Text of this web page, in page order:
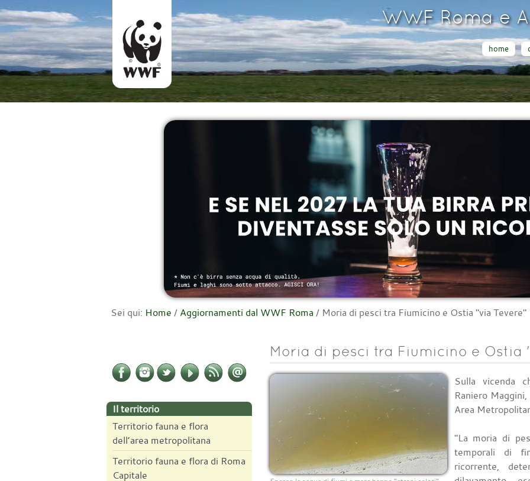
WWF Roma e
home
Sei qui: Home / Aggiornamenti dal WWF Roma / Moria di pesci tra Fiumicino e Ostia "via Tevere"
Il territorio
Territorio fauna e flora
dell’area metropolitana
Territorio fauna e flora di Roma
Capitale
Moria di pesci tra Fiumicino e Ostia
Sulla vicenda
Raniero
Area
"La moria di
temporali di
ricorrente,